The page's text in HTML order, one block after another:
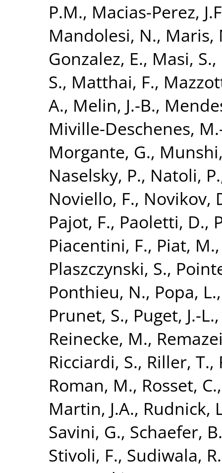
P.M., Macias-Perez,
Mandolesi, N., Maris,
Gonzalez, E., Masi, S.,
S., Matthai, F.,
A., Melin, J.-B.,
Miville-Deschenes,
Morgante, G.,
Naselsky, P., Natoli, P.
Noviello, F., Novikov,
Pajot, F., Paoletti, D.,
Piacentini, F., Piat, M.
Plaszczynski, S.,
Ponthieu, N., Popa, L.
Prunet, S., Puget, J.-L.
Reinecke, M.,
Ricciardi, S., Riller, T.,
Roman, M., Rosset, C.
Martin, J.A., Rudnick,
Savini, G., Schaefer,
Stivoli, F., Sudiwala, R.